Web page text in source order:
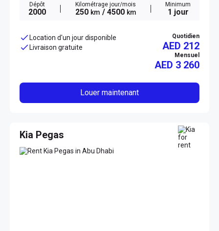
Dépôt
2000
Kilométrage jour/mois
250 km / 4500 km
Minimum
1 jour
Location d'un jour disponible
Livraison gratuite
Quotidien
AED 212
Mensuel
AED 3 260
Louer maintenant
Kia Pegas